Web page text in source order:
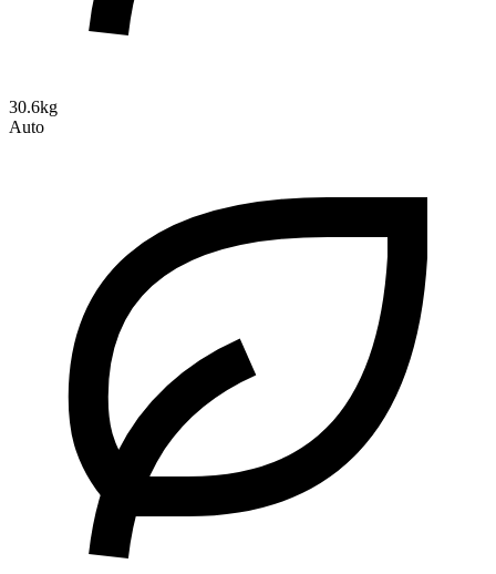
30.6kg
Auto